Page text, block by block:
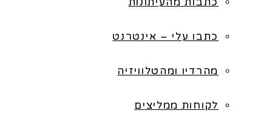
כתבו עלי – אינטרנט
מהרדיו ומהטלוויזיה
לקוחות ממליצים